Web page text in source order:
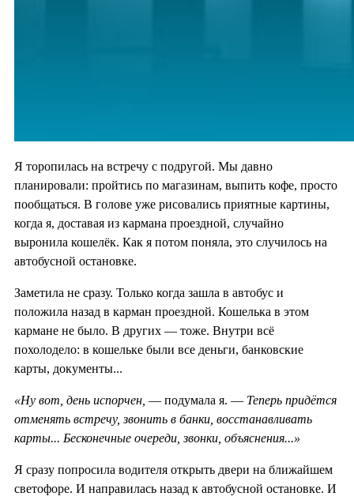
Я торопилась на встречу с подругой. Мы давно
планировали: пройтись по магазинам, выпить кофе, просто
пообщаться. В голове уже рисовались приятные картины,
когда я, доставая из кармана проездной, случайно
выронила кошелёк. Как я потом поняла, это случилось на
автобусной остановке.
Заметила не сразу. Только когда зашла в автобус и
положила назад в карман проездной. Кошелька в этом
кармане не было. В других — тоже. Внутри всё
похолодело: в кошельке были все деньги, банковские
карты, документы...
«Ну вот, день испорчен, — подумала я. — Теперь придётся
отменять встречу, звонить в банки, восстанавливать
карты... Бесконечные очереди, звонки, объяснения...»
Я сразу попросила водителя открыть двери на ближайшем
светофоре. И направилась назад к автобусной остановке. И